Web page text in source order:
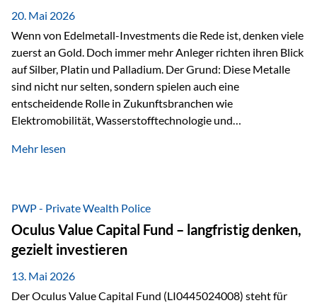
Vertrauensverlust ausfällt, zeigt ein nüchterner
20. Mai 2026
Wenn von Edelmetall-Investments die Rede ist, denken viele
zuerst an Gold. Doch immer mehr Anleger richten ihren Blick
auf Silber, Platin und Palladium. Der Grund: Diese Metalle
sind nicht nur selten, sondern spielen auch eine
entscheidende Rolle in Zukunftsbranchen wie
Elektromobilität, Wasserstofftechnologie und
Faktoren für Investoren – begrenztes Angebot und
klassischer „Sicherheitsanker“ gilt, bieten Silber, Platin und
Palladium zusätzlich die Chance, von technologischen
Entwicklungen zu profitieren. Die Nachfrage entsteht nicht
nur durch Anleger, sondern vor allem durch die Industrie.
Gerade in…
Mehr lesen
PWP - Private Wealth Police
Oculus Value Capital Fund – langfristig denken,
gezielt investieren
13. Mai 2026
Der Oculus Value Capital Fund (LI0445024008) steht für